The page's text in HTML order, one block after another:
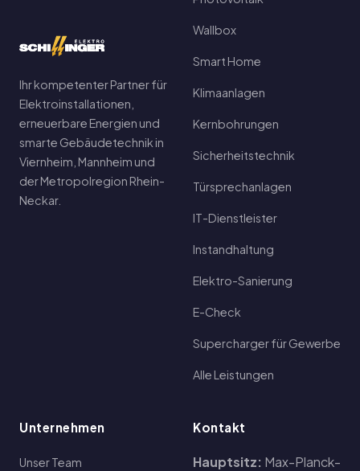
Ihr kompetenter Partner für
Elektroinstallationen,
erneuerbare Energien und
smarte Gebäudetechnik in
Viernheim, Mannheim und
der Metropolregion Rhein-
Neckar.
Wallbox
Smart Home
Klimaanlagen
Kernbohrungen
Sicherheitstechnik
Türsprechanlagen
IT-Dienstleister
Instandhaltung
Elektro-Sanierung
E-Check
Supercharger für Gewerbe
Alle Leistungen
Unternehmen
Unser Team
Kontakt
Hauptsitz: Max-Planck-